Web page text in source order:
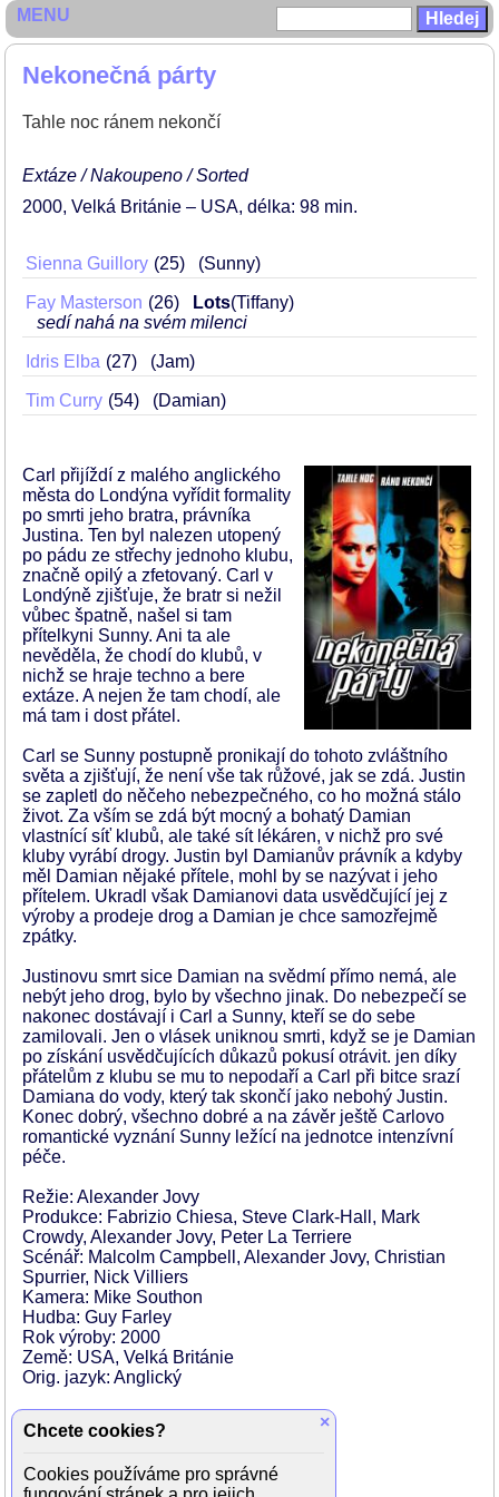
Nekonečná párty
Tahle noc ránem nekončí
Extáze / Nakoupeno / Sorted
2000 Velká Británie – USA délka: 98 min
Sienna Guillory 25 (Sunny)
Fay Masterson 26 Lots(Tiffany)
sedí nahá na svém milenci
Idris Elba 27 (Jam)
Tim Curry 54 (Damian)
Carl přijíždí z malého anglického
města do Londýna vyřídit formality
po smrti jeho bratra, právníka
Justina. Ten byl nalezen utopený
po pádu ze střechy jednoho klubu,
značně opilý a zfetovaný. Carl v
Londýně zjišťuje, že bratr si nežil
vůbec špatně, našel si tam
přítelkyni Sunny. Ani ta ale
nevěděla, že chodí do klubů, v
nichž se hraje techno a bere
extáze. A nejen že tam chodí, ale
má tam i dost přátel.
Carl se Sunny postupně pronikají do tohoto zvláštního
světa a zjišťují, že není vše tak růžové, jak se zdá. Justin
se zapletl do něčeho nebezpečného, co ho možná stálo
život. Za vším se zdá být mocný a bohatý Damian
vlastnící síť klubů, ale také sít lékáren, v nichž pro své
kluby vyrábí drogy. Justin byl Damianův právník a kdyby
měl Damian nějaké přítele, mohl by se nazývat i jeho
přítelem. Ukradl však Damianovi data usvědčující jej z
výroby a prodeje drog a Damian je chce samozřejmě
zpátky.
Justinovu smrt sice Damian na svědmí přímo nemá, ale
nebýt jeho drog, bylo by všechno jinak. Do nebezpečí se
nakonec dostávají i Carl a Sunny, kteří se do sebe
zamilovali. Jen o vlásek uniknou smrti, když se je Damian
po získání usvědčujících důkazů pokusí otrávit. jen díky
přátelům z klubu se mu to nepodaří a Carl při bitce srazí
Damiana do vody, který tak skončí jako nebohý Justin.
Konec dobrý, všechno dobré a na závěr ještě Carlovo
romantické vyznání Sunny ležící na jednotce intenzívní
péče.
Režie: Alexander Jovy
Produkce: Fabrizio Chiesa, Steve Clark-Hall, Mark
Crowdy, Alexander Jovy, Peter La Terriere
Scénář: Malcolm Campbell, Alexander Jovy, Christian
Spurrier, Nick Villiers
Kamera: Mike Southon
Hudba: Guy Farley
Rok výroby: 2000
Země: USA, Velká Británie
Orig. jazyk: Anglický
Mathew Rhys (Carl)
Fay Masterson (Tiffany)
MENU
×
Chcete cookies?
Cookies používáme pro správné